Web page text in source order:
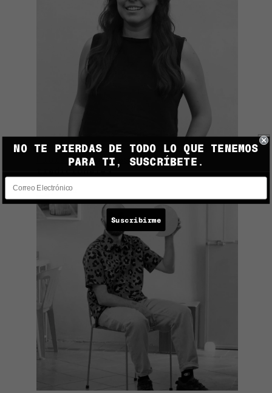
Fibras naturales, técnicas
NO TE PIERDAS DE TODO LO QUE TENEMOS
PARA TI, SUSCRÍBETE.
Suscribirme